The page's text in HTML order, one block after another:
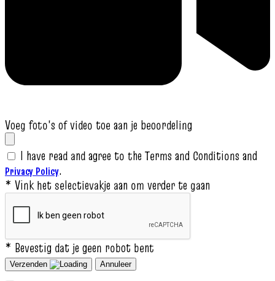
Voeg foto's of video toe aan je beoordeling
I have read and agree to the Terms and Conditions and
Privacy Policy.
* Vink het selectievakje aan om verder te gaan
* Bevestig dat je geen robot bent
Verzenden Annuleer